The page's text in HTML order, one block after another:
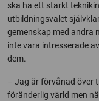
ska ha ett starkt
utbildningsvalet
gemenskap med andra
inte vara intresserade
dem.
– Jag är förvånad över
föränderlig värld men